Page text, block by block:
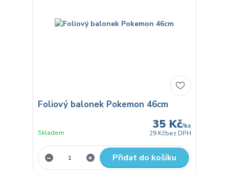
Foliový balonek Pokemon 46cm
35 Kč/ks
29 Kčbez DPH
Skladem
Přidat do košíku